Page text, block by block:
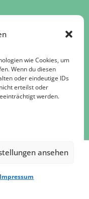
wie Cookies, um
Wenn du diesen
oder eindeutige IDs
erteilst oder
werden.
ansehen
Impressum